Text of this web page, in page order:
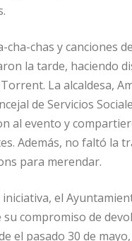
cha-chas y canciones
la tarde, haciendo
La alcaldesa,
de Servicios
al evento y
Además, no faltó la
para merendar.
el
compromiso de
el pasado 30 de